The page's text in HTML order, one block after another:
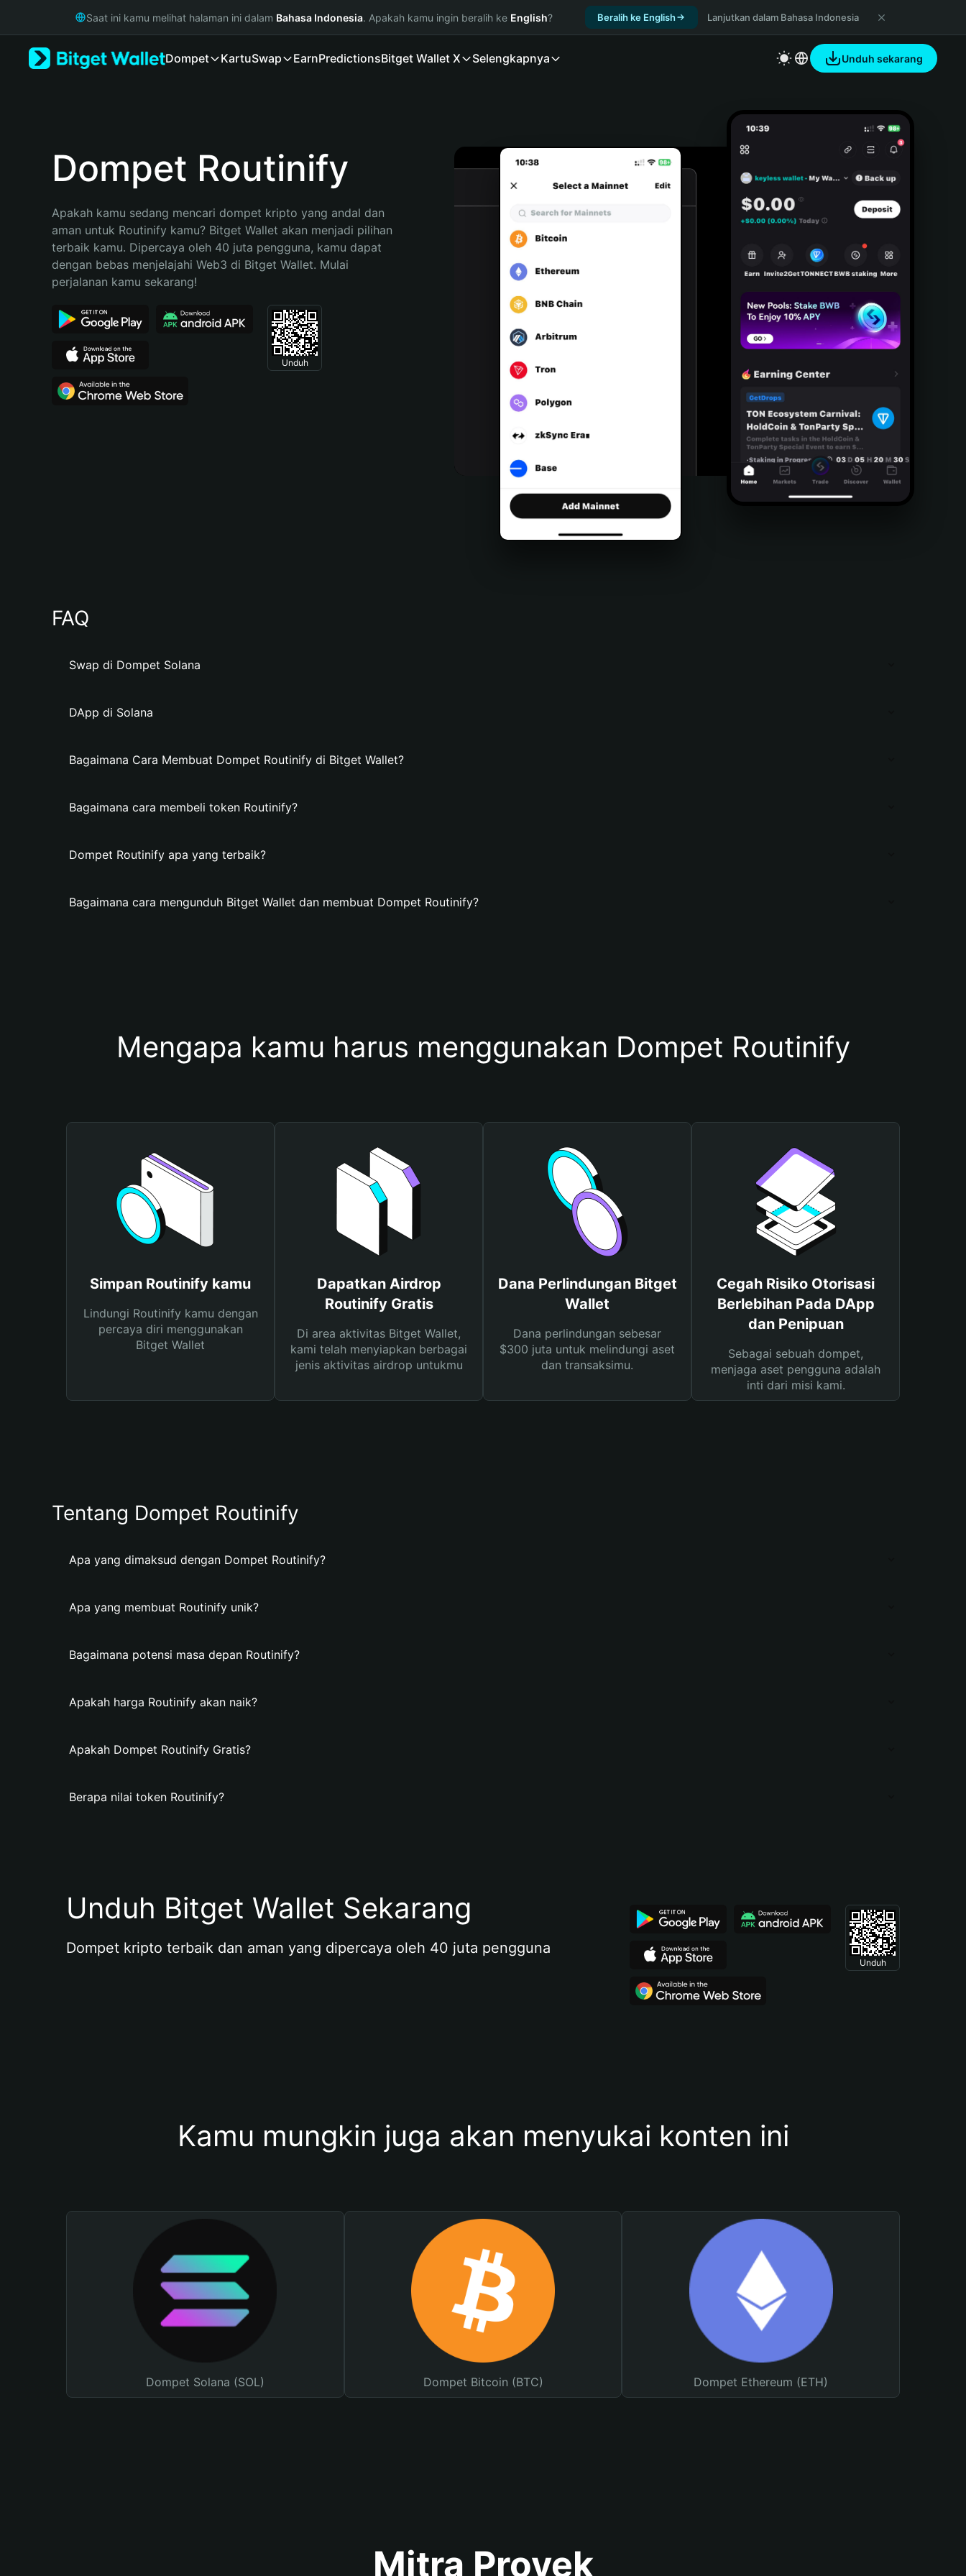
Русский
Bahasa Indonesia
Español (Argentina)
Saat ini kamu melihat halaman ini dalam Bahasa Indonesia. Apakah kamu ingin beralih ke English? Beralih ke English Lanjutkan dalam Bahasa Indonesia
Dompet KartuSwap EarnPredictionsBitget Wallet X Selengkapnya Unduh sekarang
Dompet Routinify
Apakah kamu sedang mencari dompet kripto yang andal dan
aman untuk Routinify kamu? Bitget Wallet akan menjadi pilihan
terbaik kamu. Dipercaya oleh 40 juta pengguna, kamu dapat
dengan bebas menjelajahi Web3 di Bitget Wallet. Mulai
perjalanan kamu sekarang!
Unduh
FAQ
Swap di Dompet Solana
DApp di Solana
Bagaimana Cara Membuat Dompet Routinify di Bitget Wallet?
Bagaimana cara membeli token Routinify?
Dompet Routinify apa yang terbaik?
Bagaimana cara mengunduh Bitget Wallet dan membuat Dompet Routinify?
Mengapa kamu harus menggunakan Dompet Routinify
Simpan Routinify kamu
Lindungi Routinify kamu dengan
percaya diri menggunakan
Bitget Wallet
Dapatkan Airdrop
Routinify Gratis
Di area aktivitas Bitget Wallet,
kami telah menyiapkan berbagai
jenis aktivitas airdrop untukmu
Dana Perlindungan Bitget
Wallet
Dana perlindungan sebesar
$300 juta untuk melindungi aset
dan transaksimu.
Cegah Risiko Otorisasi
Berlebihan Pada DApp
dan Penipuan
Sebagai sebuah dompet,
menjaga aset pengguna adalah
inti dari misi kami.
Tentang Dompet Routinify
Apa yang dimaksud dengan Dompet Routinify?
Apa yang membuat Routinify unik?
Bagaimana potensi masa depan Routinify?
Apakah harga Routinify akan naik?
Apakah Dompet Routinify Gratis?
Berapa nilai token Routinify?
Unduh Bitget Wallet Sekarang
Dompet kripto terbaik dan aman yang dipercaya oleh 40 juta pengguna
Unduh
Kamu mungkin juga akan menyukai konten ini
Dompet Solana (SOL) Dompet Bitcoin (BTC) Dompet Ethereum (ETH)
Mitra Proyek